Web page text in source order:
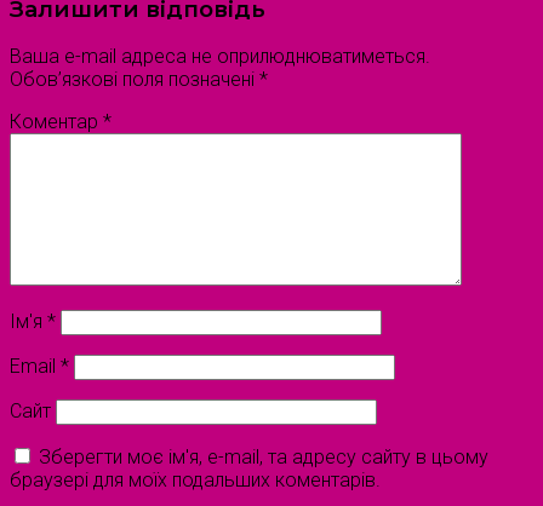
Залишити відповідь
Ваша e-mail адреса не оприлюднюватиметься.
Обов’язкові поля позначені *
Коментар *
Ім'я *
Email *
Сайт
Зберегти моє ім'я, e-mail, та адресу сайту в цьому
браузері для моїх подальших коментарів.